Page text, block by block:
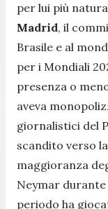
per lui più
Madrid, il
Brasile e al
per i Mondiali
presenza o
aveva
giornalistici del
scandito verso
maggioranza
Neymar
periodo ha